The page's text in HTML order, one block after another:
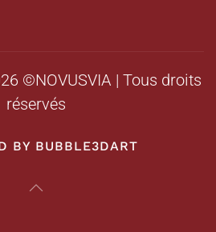
©NOVUSVIA | Tous droits
réservés
BY BUBBLE3DART